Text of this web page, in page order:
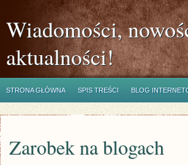
Wiadomości,
aktualności!
STRONA GŁÓWNA SPIS TREŚCI BLOG
Zarobek na blogach